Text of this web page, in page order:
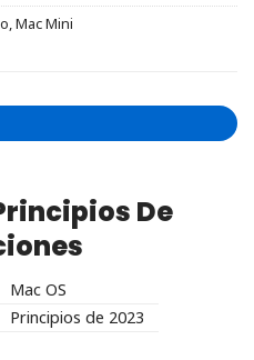
,Mac Mini
De
Mac OS
Principios de 2023